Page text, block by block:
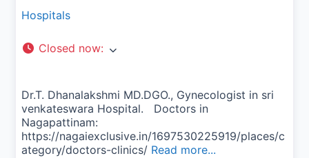
Hospitals
Closed now:
Dr.T. Dhanalakshmi MD.DGO., Gynecologist in sri
venkateswara Hospital. Doctors in
Nagapattinam:
https://nagaiexclusive.in/1697530225919/places/c
ategory/doctors-clinics/ Read more...